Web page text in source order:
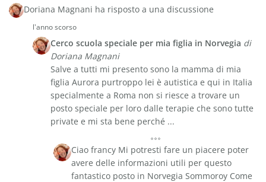
Doriana Magnani ha risposto a una discussione
l'anno scorso
Cerco scuola speciale per mia figlia in Norvegia di
Doriana Magnani
Salve a tutti mi presento sono la mamma di mia
figlia Aurora purtroppo lei è autistica e qui in Italia
specialmente a Roma non si riesce a trovare un
posto speciale per loro dalle terapie che sono tutte
private e mi sta bene perché ...
Ciao francy Mi potresti fare un piacere poter
avere delle informazioni utili per questo
fantastico posto in Norvegia Sommoroy Come